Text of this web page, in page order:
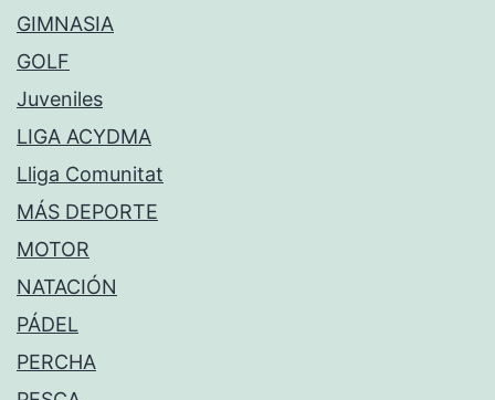
GIMNASIA
GOLF
Juveniles
LIGA ACYDMA
Lliga Comunitat
MÁS DEPORTE
MOTOR
NATACIÓN
PÁDEL
PERCHA